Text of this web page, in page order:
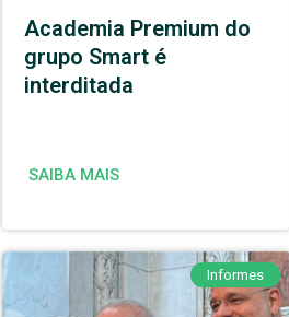
Academia Premium do
grupo Smart é
interditada
SAIBA MAIS
Informes